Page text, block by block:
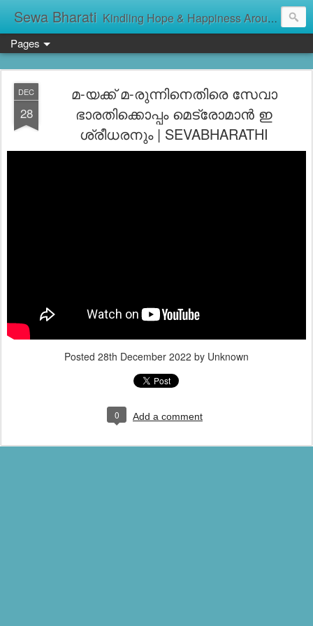
Sewa Bharati Kindling Hope & Happiness Around सेवा भारती சேவாபாரதி సేవా భారతి സേവാഭാരതി સેવા ભારતી সেবা ভাঁরাটি
Pages
DEC
28
മ-യക്ക് മ-രുന്നിനെതിരെ സേവാ
ഭാരതിക്കൊപ്പം മെട്രോമാൻ ഇ
ശ്രീധരനും | SEVABHARATHI
Posted 28th December 2022 by Unknown
0 Add a comment